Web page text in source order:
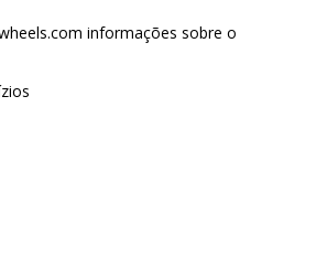
informações sobre o